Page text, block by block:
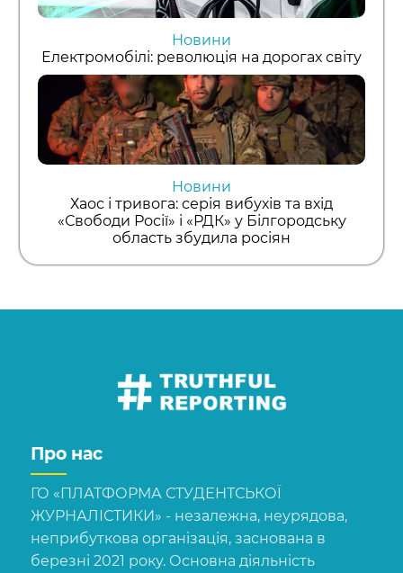
Новини
Електромобілі: революція на дорогах світу
Новини
Хаос і тривога: серія вибухів та вхід
«Свободи Росії» і «РДК» у Білгородську
область збудила росіян
Про нас
ГО «ПЛАТФОРМА СТУДЕНТСЬКОЇ
ЖУРНАЛІСТИКИ» - незалежна, неурядова,
неприбуткова організація, заснована в
березні 2021 року. Основна діяльність